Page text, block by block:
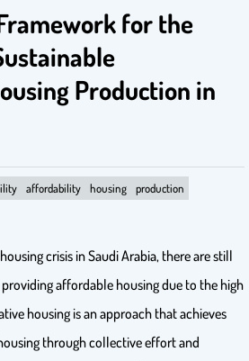
for the
Production in
affordability housing
production
crisis in Saudi Arabia, there are still
affordable housing due to the high
housing is an approach that achieves
through collective effort and